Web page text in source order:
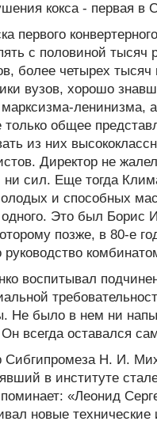
кокса - первая в
первого
с половиной тысяч
более четырех тысяч
вузов, хорошо
ленинизма,
общее
из них
Директор не
ни сил. Еще тогда
и способных
Это был Борис
позже, в 80-е
руководство
воспитывал
Не было в нем ни
всегда оставался
Сибгипромеза Н. И.
в институте
«Леонид
новые технические